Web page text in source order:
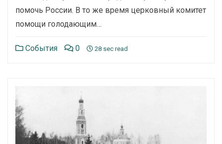
помочь России. В то же время церковный комитет
помощи голодающим…
События 0 28 sec read